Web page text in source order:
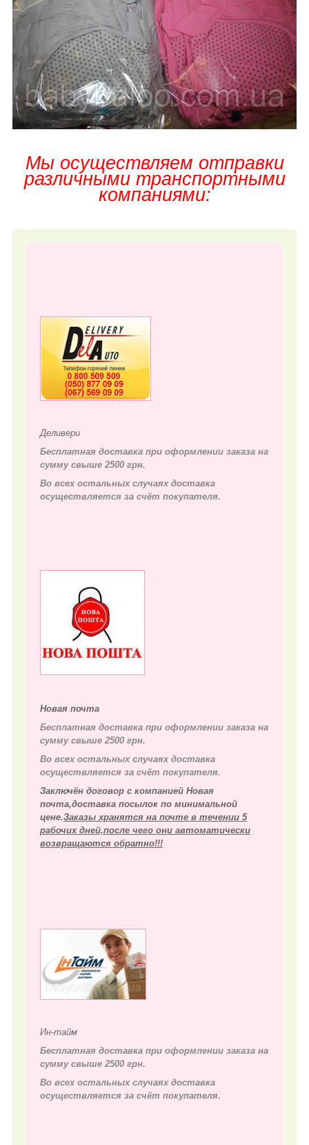
Мы осуществляем отправки
различными транспортными
компаниями:
Деливери
Бесплатная доставка при оформлении заказа на
сумму свыше 2500 грн.
Во всех остальных случаях доставка
осуществляется за счёт покупателя.
Новая почта
Бесплатная доставка при оформлении заказа на
сумму свыше 2500 грн.
Во всех остальных случаях доставка
осуществляется за счёт покупателя.
Заключён договор с компанией Новая
почта,доставка посылок по минимальной
цене.Заказы хранятся на почте в течении 5
рабочих дней,после чего они автоматически
возвращаются обратно!!!
Ин-тайм
Бесплатная доставка при оформлении заказа на
сумму свыше 2500 грн.
Во всех остальных случаях доставка
осуществляется за счёт покупателя.